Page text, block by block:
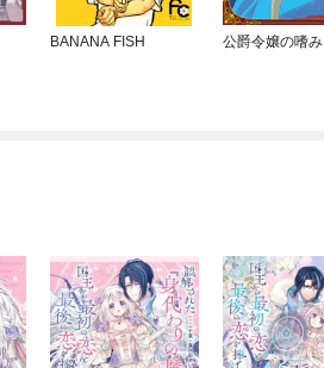
BANANA FISH 公爵令嬢の嗜み